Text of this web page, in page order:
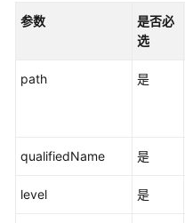
信
参数
是否必
选
path 是
qualifiedName 是
level 是